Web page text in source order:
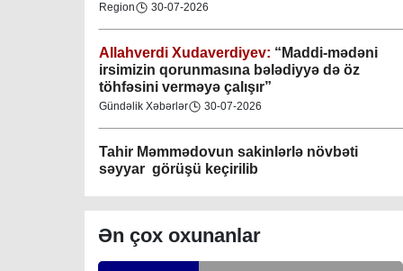
Region 30-07-2026
Allahverdi Xudaverdiyev: “Maddi-mədəni
irsimizin qorunmasına bələdiyyə də öz
töhfəsini verməyə çalışır”
Gündəlik Xəbərlər 30-07-2026
Tahir Məmmədovun sakinlərlə növbəti
səyyar görüşü keçirilib
Elşad Vəliyev:
təmin olunması və fövqəladə hallara operativ
Ən çox oxunanlar
Xətai bələdiyyəsi
07-04-2023
Mingəçevir bələdiyyəsi
06-04-2023
Nəsimi bələdiyyəsi
06-04-2023
Nərimanov bələdiyyəsi
06-04-2023